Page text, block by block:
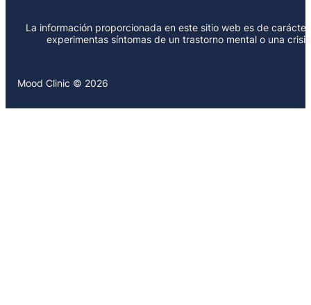
La información proporcionada en este sitio web es de
experimentas síntomas de un trastorno mental o una
Mood Clinic © 2026